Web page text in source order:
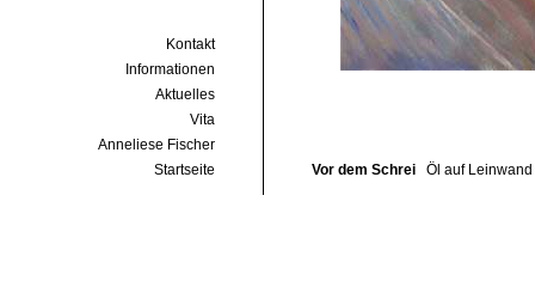
Kontakt
Informationen
Aktuelles
Vita
Anneliese Fischer
Startseite
Vor dem Schrei Öl auf Leinwand